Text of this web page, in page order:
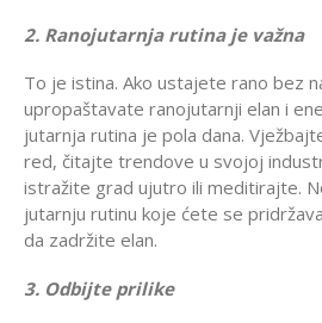
2. Ranojutarnja rutina je važna
To je istina. Ako ustajete rano bez
upropaštavate ranojutarnji elan i
jutarnja rutina je pola dana.
red, čitajte trendove u svojoj
istražite grad ujutro ili meditirajte.
jutarnju rutinu koje ćete se
da zadržite elan.
3. Odbijte prilike